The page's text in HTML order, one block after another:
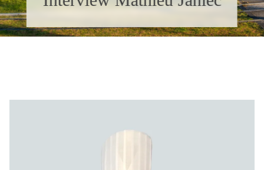
NOS ACTUALITÉS